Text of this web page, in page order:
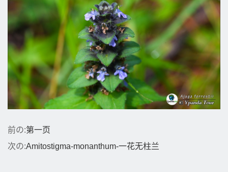
前の:第一页
次の:Amitostigma-monanthum-一花无柱兰